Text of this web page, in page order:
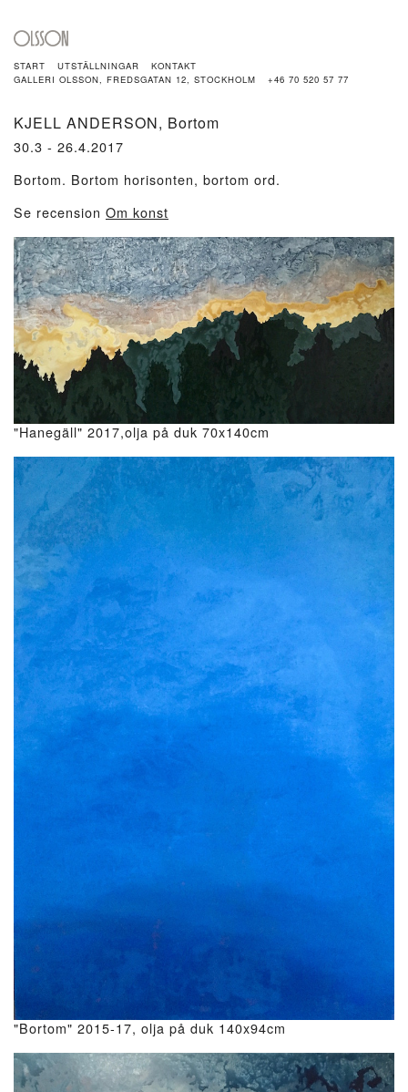
START UTSTÄLLNINGAR
KONTAKT
GALLERI OLSSON, FREDSGATAN 12, STOCKHOLM
+46 70 520 57 77
KJELL ANDERSON, Bortom
30.3 - 26.4.2017
Bortom. Bortom horisonten, bortom ord.
Se recension Om konst
"Hanegäll" 2017,olja på duk 70x140cm
"Bortom" 2015-17, olja på duk 140x94cm